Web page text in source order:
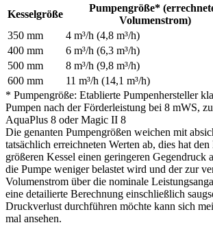
Kesselgröße
Pumpengröße*
Volumenstrom)
350 mm
4 m³/h (4,8 m³/h)
400 mm
6 m³/h (6,3 m³/h)
500 mm
8 m³/h (9,8 m³/h)
600 mm
11 m³/h (14,1 m³/h)
* Pumpengröße: Etablierte Pumpenhersteller
Pumpen nach der Förderleistung bei 8 mWS,
AquaPlus 8 oder Magic II 8
Die genanten Pumpengrößen weichen mit
tatsächlich erreichneten Werten ab, dies hat
größeren Kessel einen geringeren Gegendruck
die Pumpe weniger belastet wird und der zur
Volumenstrom über die nominale
eine detailierte Berechnung einschließlich
Druckverlust durchführen möchte kann sich
mal ansehen.